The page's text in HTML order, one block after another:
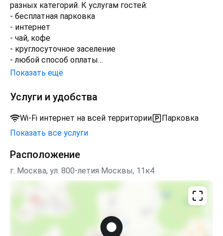
разных категорий. К услугам гостей:
- бесплатная парковка
- интернет
- чай, кофе
- круглосуточное заселение
- любой способ оплаты
- возможность бронирования по часам
Показать ещё
Услуги и удобства
Wi-Fi интернет на всей территории
Парковка
Показать все услуги
Расположение
г. Москва, ул. 800-летия Москвы, 11к4